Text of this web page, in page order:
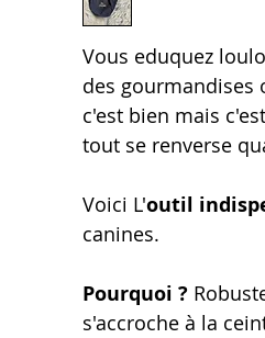
Vous eduquez
des gourmandises
c'est bien mais
tout se renverse
Voici L'outil
canines.
Pourquoi ?
s'accroche à la